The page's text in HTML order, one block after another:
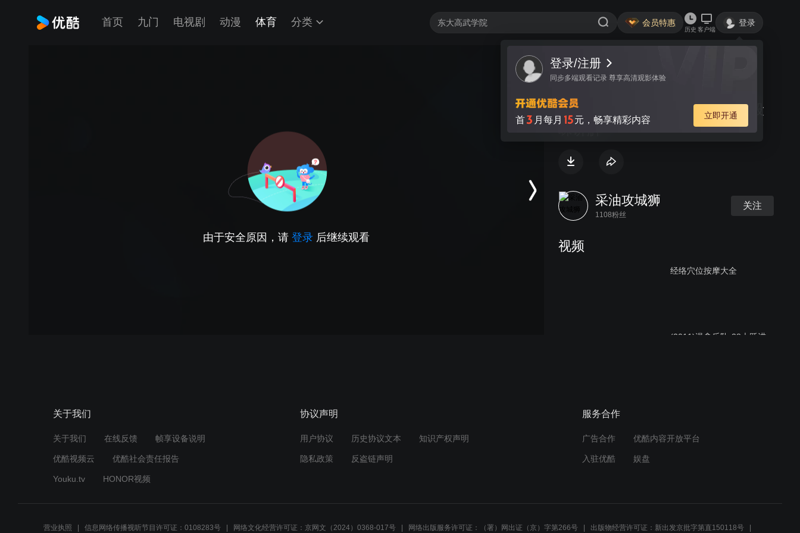
首页 九门 电视剧 动漫 体育 分类 会员特惠
历史 客户端
登录
登录/注册
同步多端观看记录 尊享高清观影体验
首3 月每月 15元，畅享精彩内容 立即开通
由于安全原因，请 登录 后继续观看
视频 讨论
围棋-定式在实战中的应用(88)-段
嵘讲解
采油攻城狮
1108粉丝
关注
视频
经络穴位按摩大全
(2011)温拿乐队-38大跃进
关于我们
关于我们 在线反馈 帧享设备说明
优酷视频云 优酷社会责任报告
Youku.tv HONOR视频
协议声明
用户协议 历史协议文本 知识产权声明
隐私政策 反盗链声明
服务合作
广告合作 优酷内容开放平台
入驻优酷 娱盘
营业执照 信息网络传播视听节目许可证：0108283号 网络文化经营许可证：京网文（2024）0368-017号 网络出版服务许可证：（署）网出证（京）字第266号 出版物经营许可证：新出发京批字第直150118号